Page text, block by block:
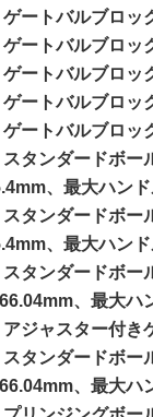
ゲートバルブロ
ゲートバルブロ
ゲートバルブロ
ゲートバルブロ
ゲートバルブロ
スタンダードボー
、最大ハン
スタンダードボー
、最大ハン
スタンダードボー
、最大ハ
アジャスター付き
スタンダードボー
、最大ハ